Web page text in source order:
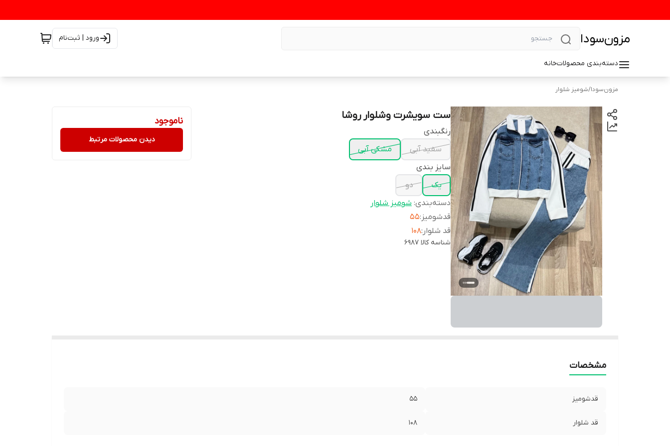
مزون‌سودا ورود | ثبت‌نام
دسته‌بندی محصولاتخانه
مزون‌سودا/شومیز شلوار
ست سویشرت وشلوار روشا
رنگبندی
سفید آبی
مشکی آبی
سایز بندی
یک
دو
دسته‌بندی: شومیز شلوار
قدشومیز :۵۵
قد شلوار :۱۰۸
شناسه کالا 6987
ناموجود
دیدن محصولات مرتبط
مشخصات
قدشومیز ۵۵
قد شلوار ۱۰۸